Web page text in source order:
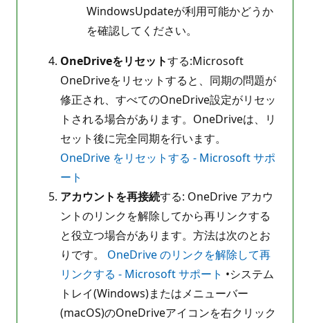
WindowsUpdateが利用可能かどうか
を確認してください。
OneDriveをリセットする:Microsoft
OneDriveをリセットすると、同期の問題が
修正され、すべてのOneDrive設定がリセッ
トされる場合があります。OneDriveは、リ
セット後に完全同期を行います。
OneDrive をリセットする - Microsoft サポ
ート
アカウントを再接続する: OneDrive アカウ
ントのリンクを解除してから再リンクする
と役立つ場合があります。方法は次のとお
りです。 OneDrive のリンクを解除して再
リンクする - Microsoft サポート •システム
トレイ(Windows)またはメニューバー
(macOS)のOneDriveアイコンを右クリック